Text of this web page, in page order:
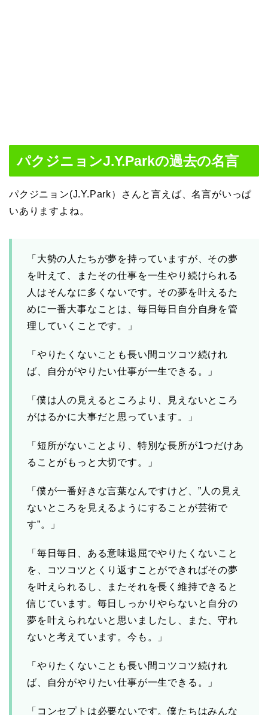
パクジニョンJ.Y.Parkの過去の名言
パクジニョン(J.Y.Park）さんと言えば、名言がいっぱ
いありますよね。
「大勢の人たちが夢を持っていますが、その夢
を叶えて、またその仕事を一生やり続けられる
人はそんなに多くないです。その夢を叶えるた
めに一番大事なことは、毎日毎日自分自身を管
理していくことです。」
「やりたくないことも長い間コツコツ続けれ
ば、自分がやりたい仕事が一生できる。」
「僕は人の見えるところより、見えないところ
がはるかに大事だと思っています。」
「短所がないことより、特別な長所が1つだけあ
ることがもっと大切です。」
「僕が一番好きな言葉なんですけど、”人の見え
ないところを見えるようにすることが芸術で
す”。」
「毎日毎日、ある意味退屈でやりたくないこと
を、コツコツとくり返すことができればその夢
を叶えられるし、またそれを長く維持できると
信じています。毎日しっかりやらないと自分の
夢を叶えられないと思いましたし、また、守れ
ないと考えています。今も。」
「やりたくないことも長い間コツコツ続けれ
ば、自分がやりたい仕事が一生できる。」
「コンセプトは必要ないです。僕たちはみんな